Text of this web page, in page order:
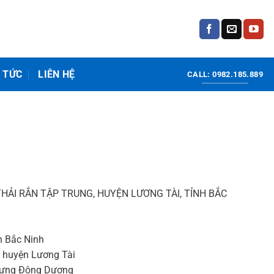
LIÊN HỆ CALL: 0982.185.889
RẮN TẬP TRUNG, HUYỆN LƯƠNG TÀI, TỈNH BẮC
Bắc Ninh
Lương Tài
Đông Dương